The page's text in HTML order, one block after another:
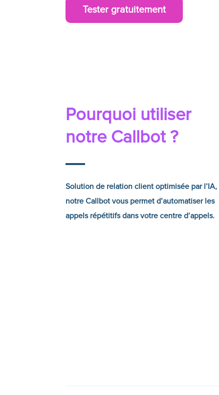
Tester gratuitement
Pourquoi utiliser
notre Callbot?
Solution de relation client optimisée par l’IA,
notre Callbot vous permet d’automatiser les
appels répétitifs dans votre centre d’appels.